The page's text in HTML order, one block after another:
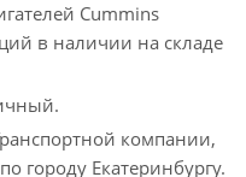
Cummins
в наличии на складе
компании,
городу Екатеринбургу.